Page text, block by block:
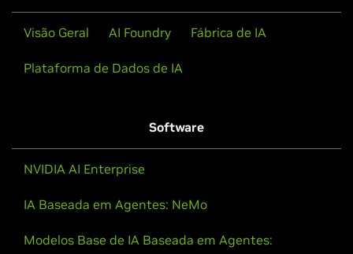
personalização.
Visão Geral AI Foundry Fábrica de IA
Plataforma de Dados de IA
Software
NVIDIA AI Enterprise
IA Baseada em Agentes: NeMo
Modelos Base de IA Baseada em Agentes: